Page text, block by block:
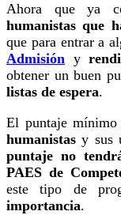
Ahora que ya
humanistas que
que para entrar a
Admisión y
obtener un buen
listas de espera.
El puntaje mínimo
humanistas y sus
puntaje no
PAES de
este tipo de
importancia.